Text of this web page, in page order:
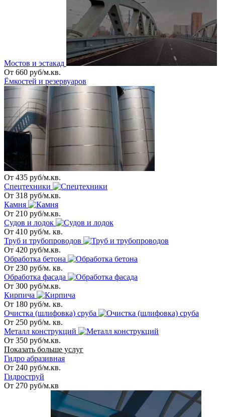
Мостов и эстакад
От 660 руб/м.кв.
Ёмкостей и резервуаров
От 435 руб/м.кв.
Спецтехники
От 318 руб/м.кв.
Камня
От 210 руб/м.кв.
Судов и лодок
От 410 руб/м. кв.
Труб и трубопроводов
От 420 руб/м.кв.
Обработка бетона
От 230 руб/м. кв.
Обработка фасада
От 300 руб/м.кв.
Кирпича
От 180 руб/м. кв.
Очистка (шлифовка) сруба
От 250 руб/м. кв.
Металл конструкций
От 350 руб/м.кв.
Показать больше услуг
Гидро абразивная
От 240 руб/м.кв.
Гидроструй
От 270 руб/м.кв